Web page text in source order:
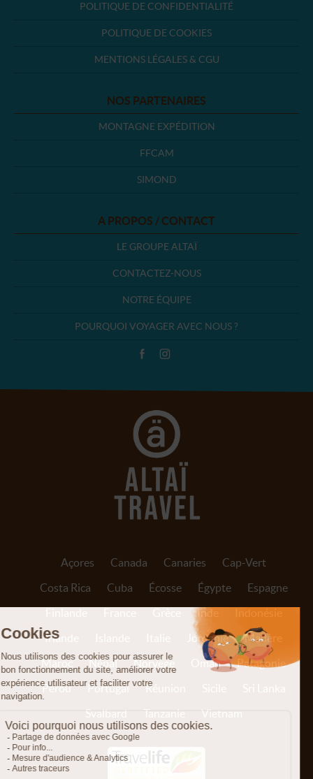
POLITIQUE DE CONFIDENTIALITÉ
POLITIQUE DE COOKIES
MENTIONS LÉGALES & CGU
NOS PARTENAIRES
MONTAGNE EXPÉDITION
FFCAM
SIMOND
A PROPOS / CONTACT
LE GROUPE ALTAÏ
CONTACTEZ-NOUS
NOTRE ÉQUIPE
POURQUOI VOYAGER AVEC NOUS ?
Açores Canada Canaries
Cap-Vert
Costa Rica
Cuba Écosse Égypte
Espagne
Inde
Indonésie
Irlande
Jordanie
Madère
Maroc
Népal Norvège Oman
Patagonie
Pérou
Portugal Réunion
Svalbard
Tanzanie Vietnam